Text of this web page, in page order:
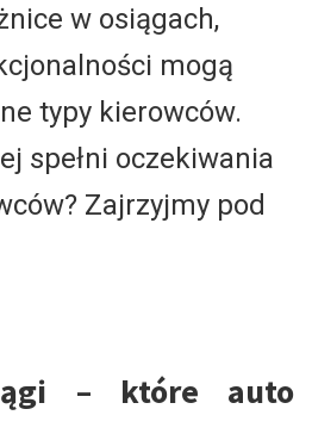
w osiągach,
mogą
typy kierowców.
spełni oczekiwania
Zajrzyjmy pod
– które auto